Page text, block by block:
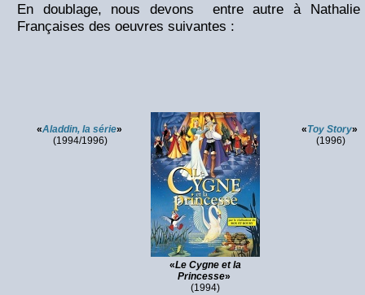
En doublage, nous devons entre autre à Nathalie
Françaises des oeuvres suivantes :
«Aladdin, la série»
(1994/1996)
«Le Cygne et la
Princesse»
(1994)
«Toy Story»
(1996)